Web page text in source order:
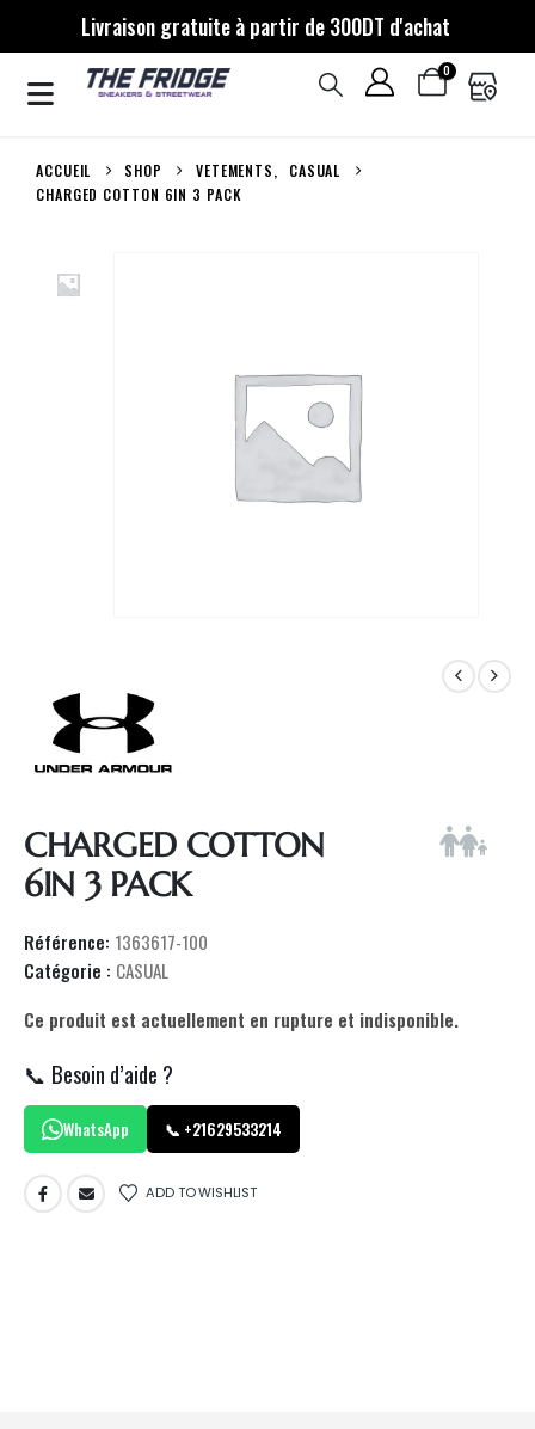
Livraison gratuite à partir de 300DT d'achat
0
ACCUEIL SHOP VETEMENTS,
CASUAL
CHARGED COTTON 6IN 3 PACK
CHARGED COTTON
6IN 3 PACK
Référence: 1363617-100
Catégorie : CASUAL
Ce produit est actuellement en rupture et indisponible.
📞 Besoin d’aide ?
WhatsApp 📞 +21629533214
ADD TO WISHLIST